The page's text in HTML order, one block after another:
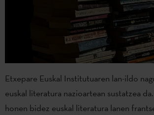
Etxepare Euskal Institutuaren lan-ildo
euskal literatura nazioartean sustatzea
honen bidez euskal literatura lanen